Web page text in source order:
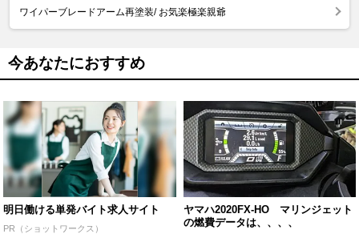
ワイパーブレードアーム再塗装/ お気楽極楽親爺
今あなたにおすすめ
明日働ける単発バイト求人サイト
PR（ショットワークス）
ヤマハ2020FX-HO マリンジェット
の燃費データは、、、、